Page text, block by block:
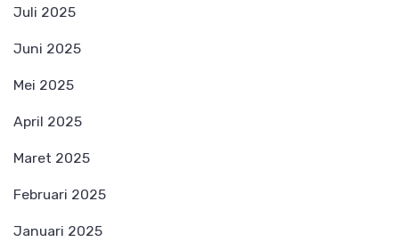
Juli 2025
Juni 2025
Mei 2025
April 2025
Maret 2025
Februari 2025
Januari 2025